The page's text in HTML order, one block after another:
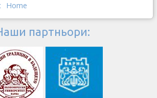
Home
партньори: